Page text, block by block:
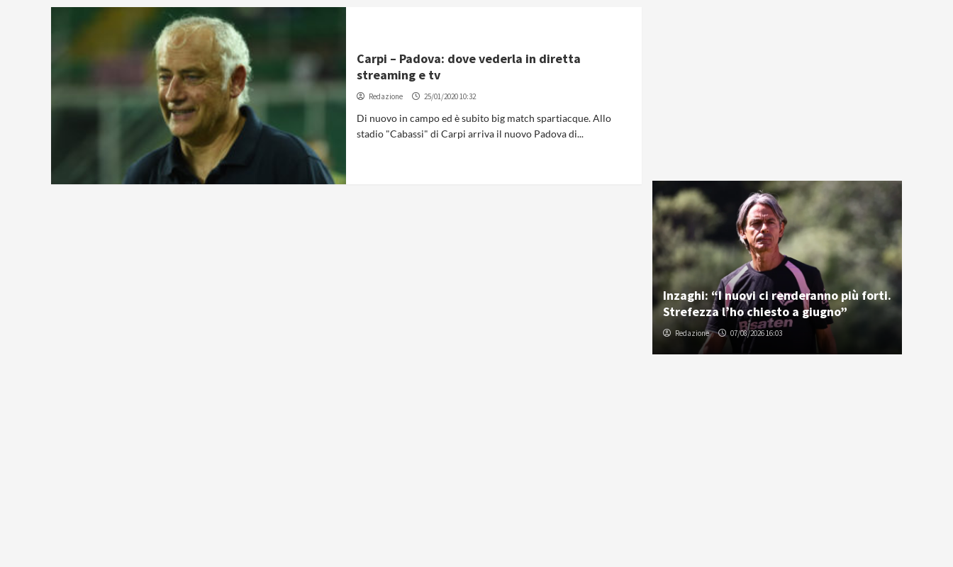
Carpi – Padova: dove vederla in diretta
streaming e tv
Redazione 25/01/2020 10:32
Di nuovo in campo ed è subito big match spartiacque. Allo
stadio "Cabassi" di Carpi arriva il nuovo Padova di...
Inzaghi: “I nuovi ci renderanno più forti.
Strefezza l’ho chiesto a giugno”
Redazione 07/08/2026 16:03